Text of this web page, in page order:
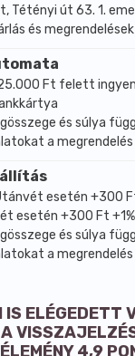
Tétényi út 63. 1.
és
Ft felett
és súlya
a
esetén +300
esetén +300 Ft +1%
és súlya
a
IS ELÉGEDETT
4,9